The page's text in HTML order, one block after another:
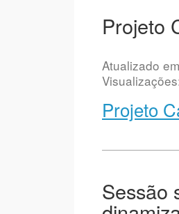
Projeto
Atualizado
Projeto
Sessão